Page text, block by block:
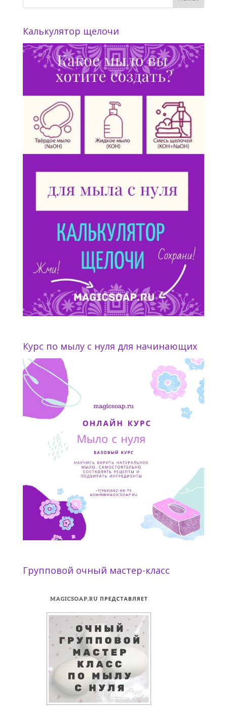
Калькулятор щелочи
Курс по мылу с нуля для начинающих
Групповой очный мастер-класс